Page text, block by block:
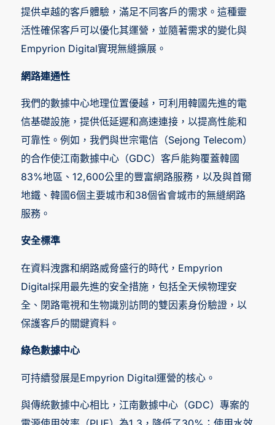
提供卓越的客戶體驗，滿足不同客戶的需求。這種靈
活性確保客戶可以優化其運營，並隨著需求的變化與
Empyrion Digital實現無縫擴展。
網路連通性
我們的數據中心地理位置優越，可利用韓國先進的電
信基礎設施，提供低延遲和高速連接，以提高性能和
可靠性。例如，我們與世宗電信（Sejong Telecom）
的合作使江南數據中心（GDC）客戶能夠覆蓋韓國
83%地區、12,600公里的豐富網路服務，以及與首爾
地鐵、韓國6個主要城市和38個省會城市的無縫網路
服務。
安全標準
在資料洩露和網路威脅盛行的時代，Empyrion
Digital採用最先進的安全措施，包括全天候物理安
全、閉路電視和生物識別訪問的雙因素身份驗證，以
保護客戶的關鍵資料。
綠色數據中心
可持續發展是Empyrion Digital運營的核心。
與傳統數據中心相比，江南數據中心（GDC）專案的